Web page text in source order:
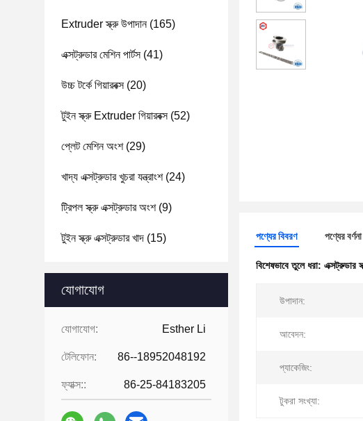
Extruder স্ক্রু উপাদান(165)
এক্সট্রুডার মেশিন পার্টস(41)
উচ্চ টর্কে গিয়ারবক্স(20)
টুইন স্ক্রু Extruder গিয়ারবক্স(52)
প্লেট মেশিন অংশ(29)
খাদ্য এক্সট্রুডার খুচরা যন্ত্রাংশ(24)
ট্রিপল স্ক্রু এক্সট্রুডার অংশ(9)
টুইন স্ক্রু এক্সট্রুডার খাদ (15)
যোগাযোগ
যোগাযোগ: Esther Li
টেলিফোন: 86--18952048192
ফ্যাক্স:: 86-25-84183205
পণ্যের বিবরণ পণ্যের বর্ণনা
বিশেষভাবে তুলে ধরা: এক্সট্রুডার
উপাদান:
আবেদন:
প্যাকেজিং:
টুকরা সংখ্যা: